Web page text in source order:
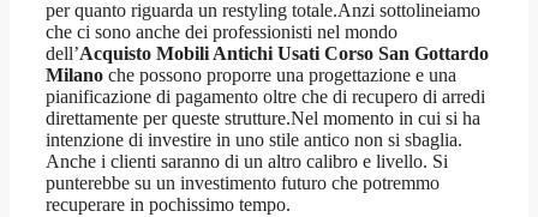
per quanto riguarda un restyling totale.Anzi sottolineiamo
che ci sono anche dei professionisti nel mondo
dell’Acquisto Mobili Antichi Usati Corso San Gottardo
Milano che possono proporre una progettazione e una
pianificazione di pagamento oltre che di recupero di arredi
direttamente per queste strutture.Nel momento in cui si ha
intenzione di investire in uno stile antico non si sbaglia.
Anche i clienti saranno di un altro calibro e livello. Si
punterebbe su un investimento futuro che potremmo
recuperare in pochissimo tempo.